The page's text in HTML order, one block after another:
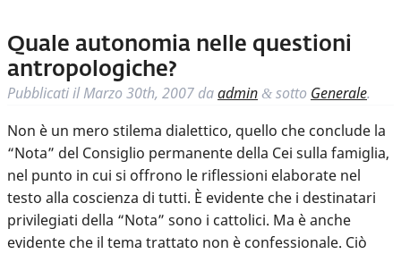
Quale autonomia nelle questioni
antropologiche?
Pubblicati ilMarzo 30th, 2007 daadmin & sotto Generale.
Non è un mero stilema dialettico, quello che conclude la
“Nota” del Consiglio permanente della Cei sulla famiglia,
nel punto in cui si offrono le riflessioni elaborate nel
testo alla coscienza di tutti. È evidente che i destinatari
privilegiati della “Nota” sono i cattolici. Ma è anche
evidente che il tema trattato non è confessionale. Ciò